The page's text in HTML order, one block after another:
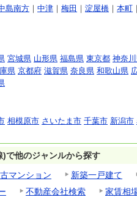
島南方 ｜ 中津 ｜ 梅田 ｜ 淀屋橋 ｜ 本町 ｜
宮城県 山形県 福島県 東京都 神奈
県 京都府 滋賀県 奈良県 和歌山県
相模原市 さいたま市 千葉市 新潟市
で他のジャンルから探す
マンション 新築一戸建て
不動産会社検索 家賃相